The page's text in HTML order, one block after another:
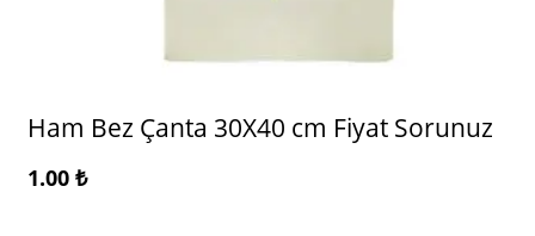
Ham Bez Çanta 30X40 cm Fiyat Sorunuz
1.00 ₺